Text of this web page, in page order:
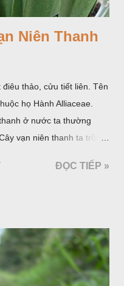
Niên Thanh
thảo, cửu tiết liên. Tên
họ Hành Alliaceae.
ở nước ta thường
vạn niên thanh ta trồng
thiệu ở đây thuộc họ
ĐỌC TIẾP »